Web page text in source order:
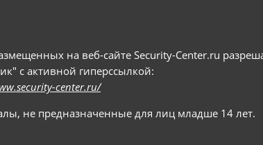
на веб-сайте Security-Center.ru
с активной гиперссылкой:
center.ru/
не предназначенные для лиц младше 14 лет.